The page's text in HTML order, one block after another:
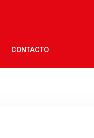
CONTACTO